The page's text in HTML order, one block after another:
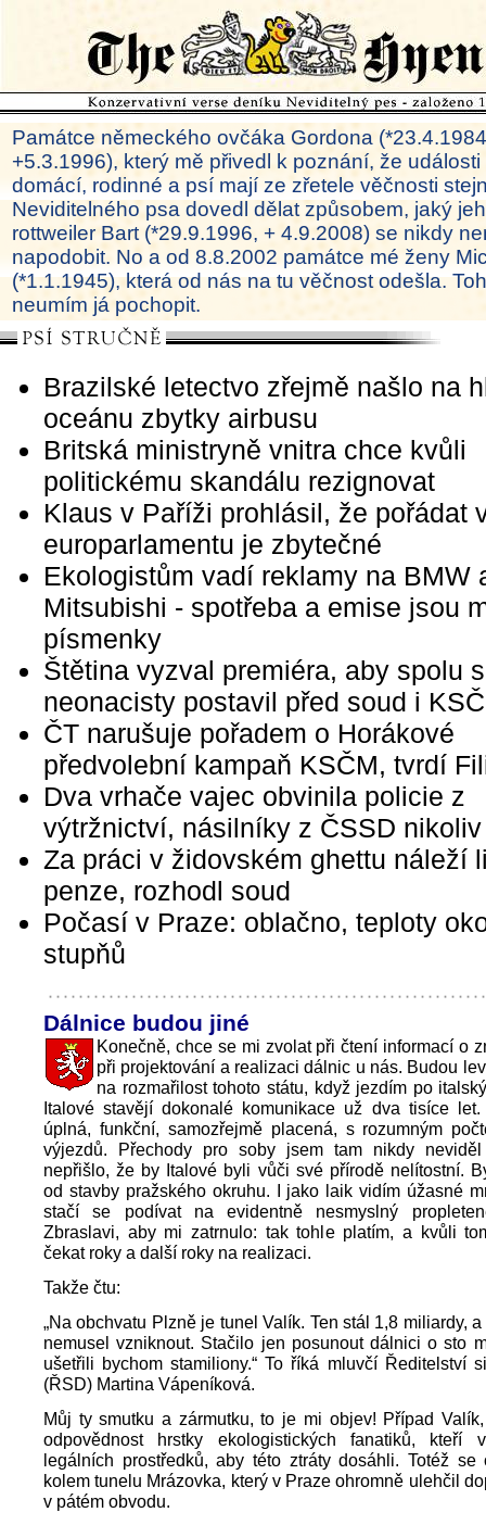
Památce německého ovčáka Gordona
+5.3.1996), který mě přivedl k poznání, že
domácí, rodinné a psí mají ze zřetele věčnosti
Neviditelného psa dovedl dělat způsobem, jaký
rottweiler Bart (*29.9.1996, + 4.9.2008) se nikdy
napodobit. No a od 8.8.2002 památce mé ženy
(*1.1.1945), která od nás na tu věčnost odešla.
neumím já pochopit.
Brazilské letectvo zřejmě našlo na
oceánu zbytky airbusu
Britská ministryně vnitra chce kvůli
politickému skandálu rezignovat
Klaus v Paříži prohlásil, že pořádat
europarlamentu je zbytečné
Ekologistům vadí reklamy na BMW
Mitsubishi - spotřeba a emise jsou
písmenky
Štětina vyzval premiéra, aby spolu s
neonacisty postavil před soud i
ČT narušuje pořadem o Horákové
předvolební kampaň KSČM, tvrdí
Dva vrhače vajec obvinila policie z
výtržnictví, násilníky z ČSSD nikoliv
Za práci v židovském ghettu náleží
penze, rozhodl soud
Počasí v Praze: oblačno, teploty
stupňů
Dálnice budou jiné
Konečně, chce se mi zvolat při čtení informací o
při projektování a realizaci dálnic u nás. Budou
na rozmařilost tohoto státu, když jezdím po
Italové stavějí dokonalé komunikace už dva tisíce
úplná, funkční, samozřejmě placená, s rozumným
výjezdů. Přechody pro soby jsem tam nikdy
nepřišlo, že by Italové byli vůči své přírodě nelítostní.
od stavby pražského okruhu. I jako laik vidím úžasné
stačí se podívat na evidentně nesmyslný
Zbraslavi, aby mi zatrnulo: tak tohle platím, a kvůli
čekat roky a další roky na realizaci.
Takže čtu:
„Na obchvatu Plzně je tunel Valík. Ten stál 1,8 miliardy,
nemusel vzniknout. Stačilo jen posunout dálnici o sto
ušetřili bychom stamiliony.“ To říká mluvčí Ředitelství
(ŘSD) Martina Vápeníková.
Můj ty smutku a zármutku, to je mi objev! Případ
odpovědnost hrstky ekologistických fanatiků, kteří
legálních prostředků, aby této ztráty dosáhli. Totéž se
kolem tunelu Mrázovka, který v Praze ohromně ulehčil
v pátém obvodu.